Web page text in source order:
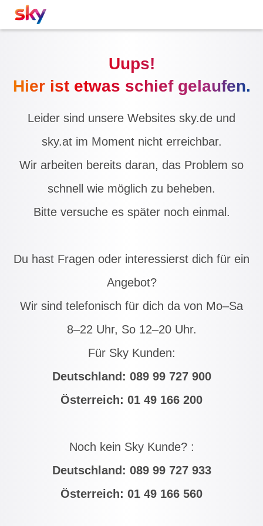
Uups!
Hier ist etwas schief gelaufen.
Leider sind unsere Websites sky.de und
sky.at im Moment nicht erreichbar.
Wir arbeiten bereits daran, das Problem so
schnell wie möglich zu beheben.
Bitte versuche es später noch einmal.
Du hast Fragen oder interessierst dich für ein
Angebot?
Wir sind telefonisch für dich da von Mo–Sa
8–22 Uhr, So 12–20 Uhr.
Für Sky Kunden:
Deutschland: 089 99 727 900
Österreich: 01 49 166 200
Noch kein Sky Kunde? :
Deutschland: 089 99 727 933
Österreich: 01 49 166 560